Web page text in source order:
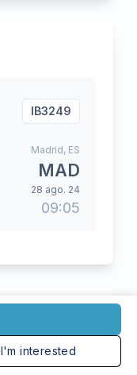
I'm interested
IB3249
Madrid, ES
MAD
28 ago. 24
09:05